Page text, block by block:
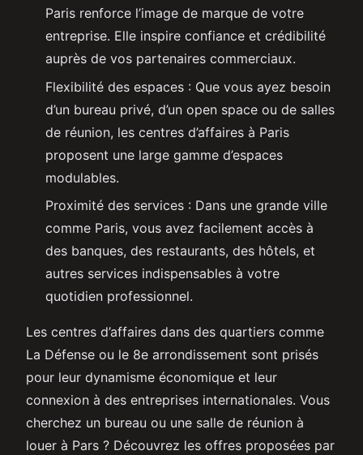
Paris renforce l’image de marque de votre
entreprise. Elle inspire confiance et crédibilité
auprès de vos partenaires commerciaux.
Flexibilité des espaces : Que vous ayez besoin
d’un bureau privé, d’un open space ou de salles
de réunion, les centres d’affaires à Paris
proposent une large gamme d’espaces
modulables.
Proximité des services : Dans une grande ville
comme Paris, vous avez facilement accès à
des banques, des restaurants, des hôtels, et
autres services indispensables à votre
quotidien professionnel.
Les centres d’affaires dans des quartiers comme
La Défense ou le 8e arrondissement sont prisés
pour leur dynamisme économique et leur
connexion à des entreprises internationales. Vous
cherchez un bureau ou une salle de réunion à
louer à Pars ? Découvrez les offres proposées par